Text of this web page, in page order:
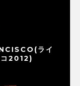
ライ
コ2012)